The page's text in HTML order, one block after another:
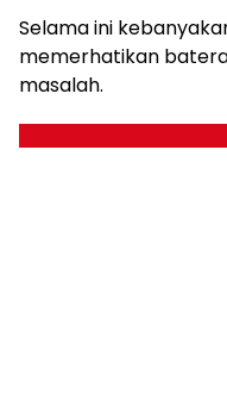
Selama ini
memerhatikan
masalah.